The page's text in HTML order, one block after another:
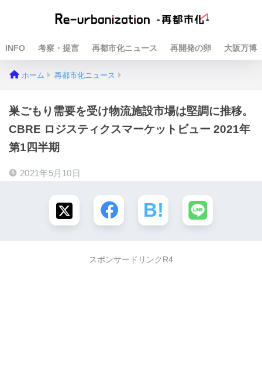
INFO 考察・提言 再都市化ニュース 再開発の卵 大阪万博
ホーム 再都市化ニュース
巣ごもり需要を受け物流施設市場は堅調に推移。
CBRE ロジスティクスマーケットビュー 2021年
第1四半期
2021年5月10日
スポンサードリンクR4